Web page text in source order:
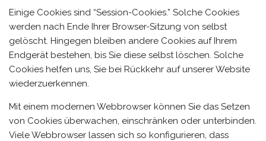
Einige Cookies sind “Session-Cookies.” Solche Cookies
werden nach Ende Ihrer Browser-Sitzung von selbst
gelöscht. Hingegen bleiben andere Cookies auf Ihrem
Endgerät bestehen, bis Sie diese selbst löschen. Solche
Cookies helfen uns, Sie bei Rückkehr auf unserer Website
wiederzuerkennen.
Mit einem modernen Webbrowser können Sie das Setzen
von Cookies überwachen, einschränken oder unterbinden.
Viele Webbrowser lassen sich so konfigurieren, dass